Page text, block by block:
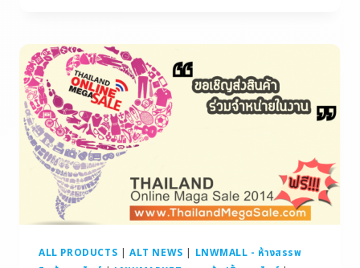
ALL PRODUCTS | ALT NEWS | LNWMALL - ห้างสรรพ